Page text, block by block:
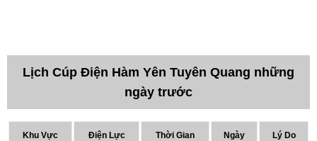
Lịch Cúp Điện Hàm Yên Tuyên Quang những
ngày trước
Khu Vực Điện Lực Thời Gian Ngày Lý Do